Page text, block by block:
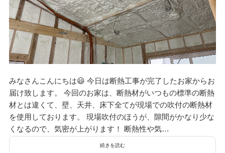
みなさんこんにちは😃 今日は断熱工事が完了したお家からお
届け致します。 今回のお家は、断熱材がいつもの標準の断熱
材とは違くて、壁、天井、床下全てが現場での吹付の断熱材
を使用しております。 現場吹付のほうが、隙間がかなり少な
くなるので、気密が上がります！ 断熱性や気…
続きを読む